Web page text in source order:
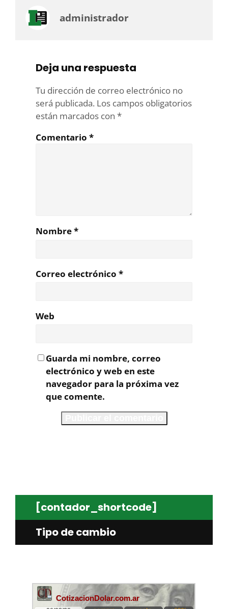
administrador
Deja una respuesta
Tu dirección de correo electrónico no
será publicada. Los campos obligatorios
están marcados con *
Comentario *
Nombre*
Correo electrónico *
Web
Guarda mi nombre, correo
electrónico y web en este
navegador para la próxima vez
que comente.
[contador_shortcode]
Tipo de cambio